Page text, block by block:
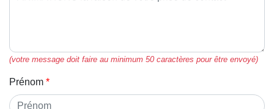
(votre message doit faire au minimum 50 caractères pour être envoyé)
Prénom